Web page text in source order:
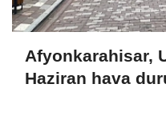
Afyonkarahisar,
Haziran hava